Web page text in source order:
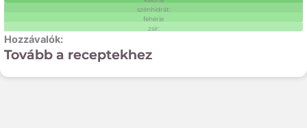
szénhidrát:
fehérje
zsír:
Tovább a receptekhez